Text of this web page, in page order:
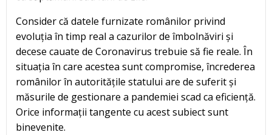
Consider că datele furnizate românilor privind
evoluția în timp real a cazurilor de îmbolnăviri și
decese cauate de Coronavirus trebuie să fie reale. În
situația în care acestea sunt compromise, încrederea
românilor în autoritățile statului are de suferit și
măsurile de gestionare a pandemiei scad ca eficiență.
Orice informații tangente cu acest subiect sunt
binevenite.